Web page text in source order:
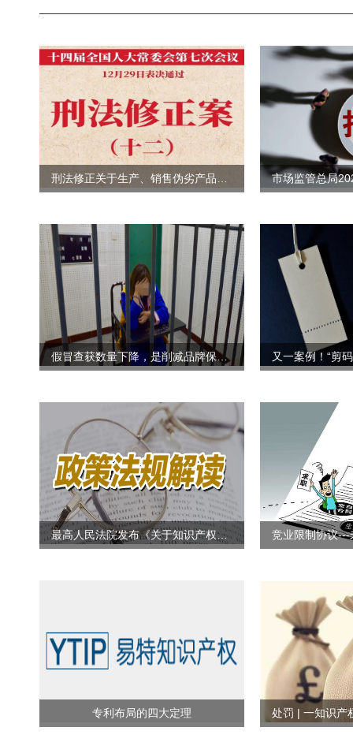
假冒查获数量下降，是削减品牌保护预算的信号吗？
最高人民法院发布《关于知识产权民事诉讼证据的若干规定》
专利布局的四大定理